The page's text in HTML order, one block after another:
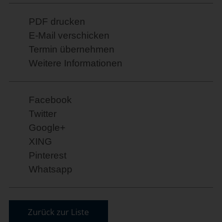
PDF drucken
E-Mail verschicken
Termin übernehmen
Weitere Informationen
Facebook
Twitter
Google+
XING
Pinterest
Whatsapp
Zurück zur Liste